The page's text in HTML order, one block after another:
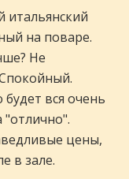
на поваре.
Не
вся очень
"отлично".
цены,
в зале.